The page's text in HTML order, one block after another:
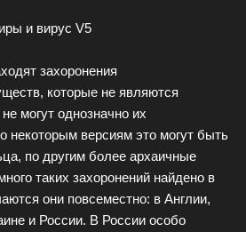
и вирус V5
захоронения
которые не являются
могут однозначно их
некоторым версиям это могут быть
по другим более архаичные
таких захоронений найдено в
они повсеместно: в Англии,
и России. В России особо